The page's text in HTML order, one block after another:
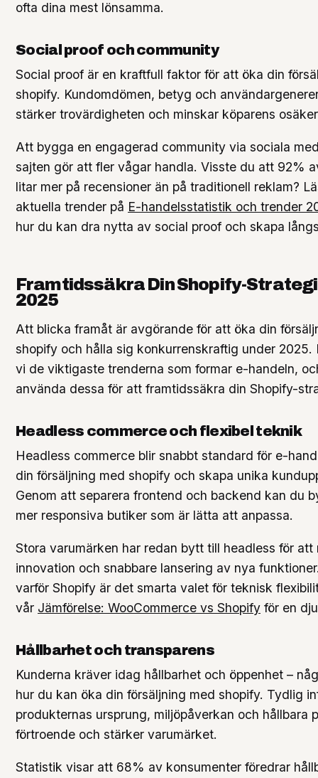
ofta dina mest lönsamma.
Social proof och community
Social proof är en kraftfull faktor för att öka din
shopify. Kundomdömen, betyg och
stärker trovärdigheten och minskar köparens
Att bygga en engagerad community via sociala
sajten gör att fler vågar handla. Visste du att 92%
litar mer på recensioner än på traditionell reklam?
aktuella trender på E-handelsstatistik och trender
hur du kan dra nytta av social proof och skapa
Framtidssäkra Din Shopify-
2025
Att blicka framåt är avgörande för att öka din
shopify och hålla sig konkurrenskraftig under 2025.
vi de viktigaste trenderna som formar e-handeln,
använda dessa för att framtidssäkra din Shopify-
Headless commerce och flexibel teknik
Headless commerce blir snabbt standard för e-
din försäljning med shopify och skapa unika
Genom att separera frontend och backend kan du
mer responsiva butiker som är lätta att anpassa.
Stora varumärken har redan bytt till headless för att
innovation och snabbare lansering av nya
varför Shopify är det smarta valet för teknisk
vår Jämförelse: WooCommerce vs Shopify för en
Hållbarhet och transparens
Kunderna kräver idag hållbarhet och öppenhet –
hur du kan öka din försäljning med shopify. Tydlig
produkternas ursprung, miljöpåverkan och hållbara
förtroende och stärker varumärket.
Statistik visar att 68% av konsumenter föredrar